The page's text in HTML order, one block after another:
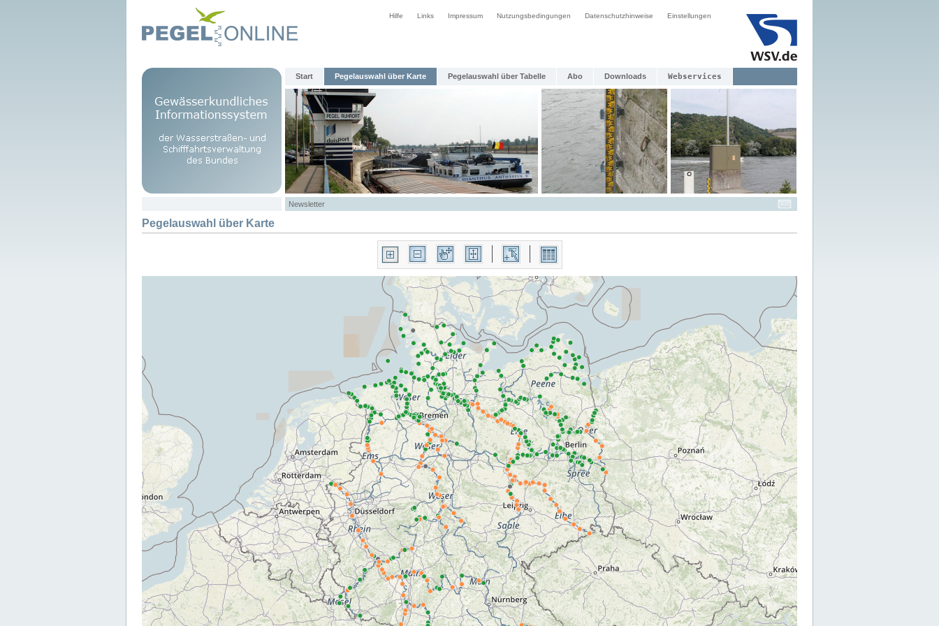
Hilfe Links Impressum Nutzungsbedingungen Datenschutzhinweise Einstellungen
Start Pegelauswahl über Karte Pegelauswahl über Tabelle Abo Downloads Webservices
Newsletter
Pegelauswahl über Karte